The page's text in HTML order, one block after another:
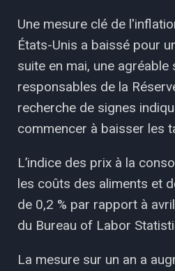
Une mesure clé de
États-Unis a baissé pour
suite en mai, une
responsables de la
recherche de signes
commencer à baisser les
L’indice des prix à la
les coûts des aliments et
de 0,2 % par rapport à
du Bureau of Labor
La mesure sur un an a